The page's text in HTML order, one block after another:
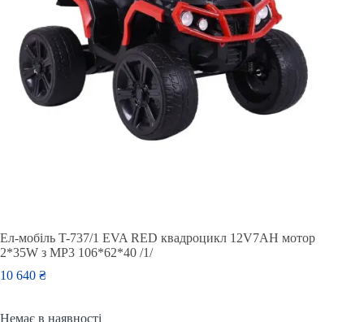
Ел-мобіль T-737/1 EVA RED квадроцикл 12V7AH мотор
2*35W з MP3 106*62*40 /1/
10 640 ₴
Немає в наявності